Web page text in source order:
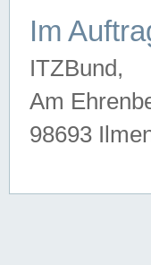
Im
ITZBund,
Am
98693